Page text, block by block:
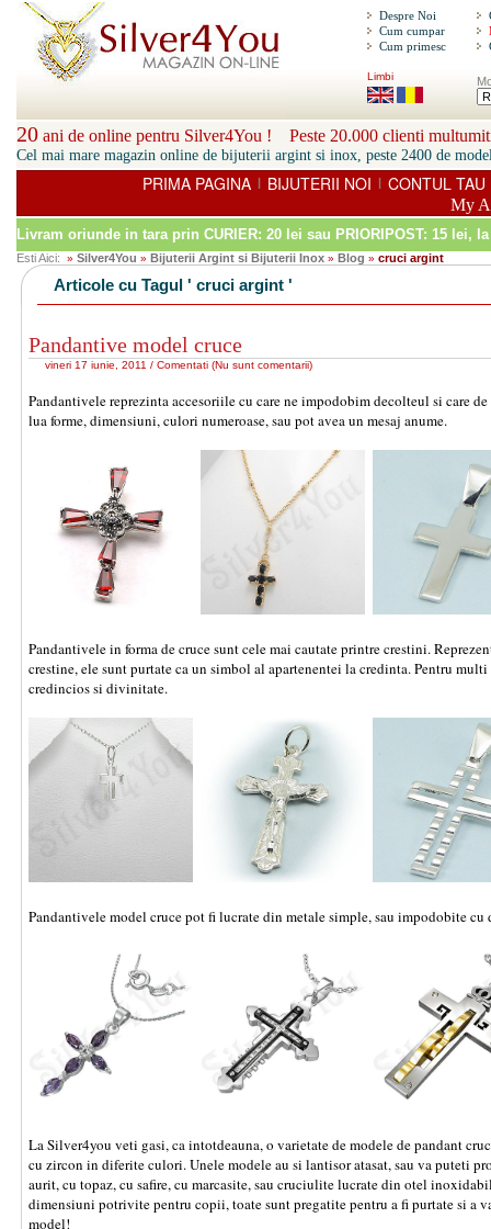
Despre Noi
Cum cumpar
Cum primesc
Limbi
20 ani de online pentru Silver4You ! Peste 20.000 clienti
Cel mai mare magazin online de bijuterii argint si inox, peste 2400 de
PRIMA PAGINA | BIJUTERII NOI | CONTUL TAU
My
Livram oriunde in tara prin CURIER: 20 lei sau PRIORIPOST: 15 lei,
Esti Aici: » Silver4You » Bijuterii Argint si Bijuterii Inox » Blog » cruci argint
Articole cu Tagul ' cruci argint '
Pandantive model cruce
vineri 17 iunie, 2011 / Comentati (Nu sunt comentarii)
Pandantivele reprezinta accesoriile cu care ne impodobim decolteul si care
lua forme, dimensiuni, culori numeroase, sau pot avea un mesaj anume.
Pandantivele in forma de cruce sunt cele mai cautate printre crestini.
crestine, ele sunt purtate ca un simbol al apartenentei la credinta. Pentru
credincios si divinitate.
Pandantivele model cruce pot fi lucrate din metale simple, sau impodobite cu
La Silver4you veti gasi, ca intotdeauna, o varietate de modele de pandant
cu zircon in diferite culori. Unele modele au si lantisor atasat, sau va puteti
aurit, cu topaz, cu safire, cu marcasite, sau cruciulite lucrate din otel
dimensiuni potrivite pentru copii, toate sunt pregatite pentru a fi purtate si a
model!